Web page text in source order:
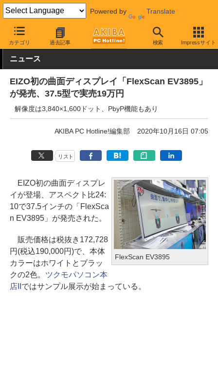
Powered by Translate
カテゴリ 過去記事 検索 Impressサイト
AKIBA PC Hotline! PC周辺機器 液晶ディスプレイ・モニター
ニュース
EIZO初の曲面ディスプレイ「FlexScan EV3895」
が発売、37.5型で実売19万円
解像度は3,840×1,600ドット、PbyP機能もあり
AKIBA PC Hotline!編集部 2020年10月16日 07:05
リスト
FlexScan EV3895
EIZO初の曲面ディスプレ
イが登場、アスペクト比24:
10で37.5インチの「FlexSca
n EV3895」が発売された。
販売価格は税抜き172,728
円(税込190,000円)で、本体
カラーはホワイトとブラッ
クの2色。 ツクモパソコン本
店II ではサンプル展示が始まっている。